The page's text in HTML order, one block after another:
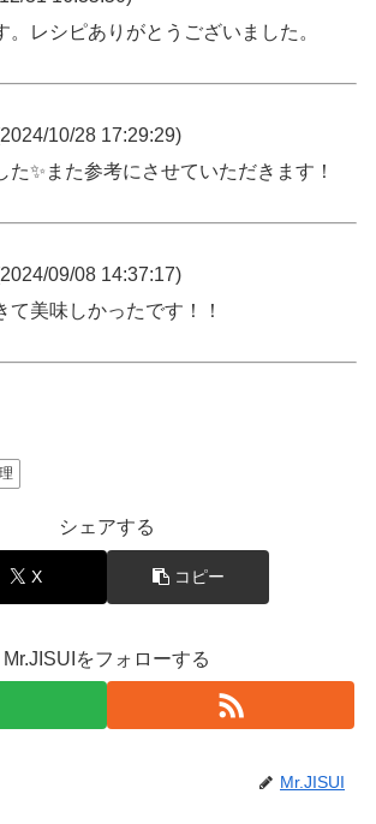
。レシピありがとうございました。
10/28 17:29:29)
た✨️また参考にさせていただきます！
09/08 14:37:17)
て美味しかったです！！
シェアする
X コピー
Mr.JISUIをフォローする
Mr.JISUI